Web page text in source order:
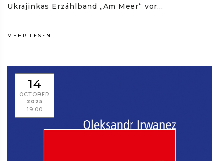
Ukrajinkas Erzählband „Am Meer“ vor...
MEHR LESEN...
14
OCTOBER
2025
19:00